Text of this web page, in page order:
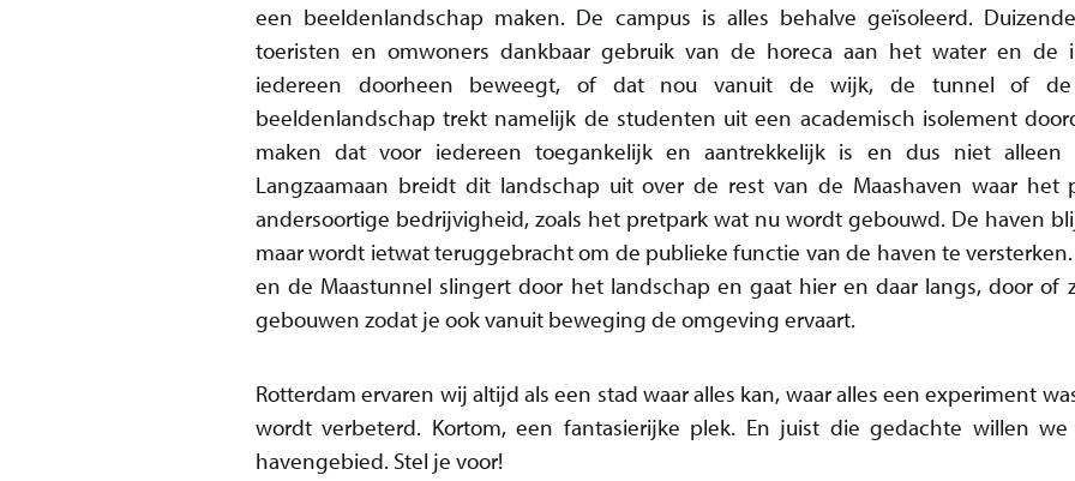
een beeldenlandschap maken. De campus is alles behalve geïsoleerd.
toeristen en omwoners dankbaar gebruik van de horeca aan het water en de
iedereen doorheen beweegt, of dat nou vanuit de wijk, de tunnel of de
beeldenlandschap trekt namelijk de studenten uit een academisch isolement
maken dat voor iedereen toegankelijk en aantrekkelijk is en dus niet
Langzaamaan breidt dit landschap uit over de rest van de Maashaven waar het
andersoortige bedrijvigheid, zoals het pretpark wat nu wordt gebouwd. De haven
maar wordt ietwat teruggebracht om de publieke functie van de haven te
en de Maastunnel slingert door het landschap en gaat hier en daar langs, door of
gebouwen zodat je ook vanuit beweging de omgeving ervaart.
Rotterdam ervaren wij altijd als een stad waar alles kan, waar alles een experiment
wordt verbeterd. Kortom, een fantasierijke plek. En juist die gedachte willen
havengebied. Stel je voor!